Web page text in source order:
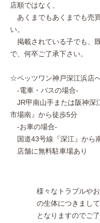
店順ではなく、
あくまでもあくまでも売
い。
掲載されている子でも、
で、何卒ご了承下さい。
☆ペッツワン神戸深江浜店
-電車・バスの場合-
JR甲南山手または阪神深
市場南』から徒歩5分
-お車の場合-
国道43号線『深江』から
店舗に無料駐車場あり
様々なトラブルや
の生体につきまし
となりますのでご了